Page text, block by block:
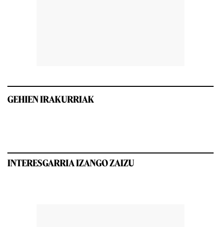
GEHIEN IRAKURRIAK
INTERESGARRIA IZANGO ZAIZU